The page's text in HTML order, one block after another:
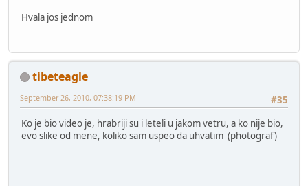
Hvala jos jednom
tibeteagle
#35
September 26, 2010, 07:38:19 PM
Ko je bio video je, hrabriji su i leteli u jakom vetru, a ko nije bio,
evo slike od mene, koliko sam uspeo da uhvatim (photograf)